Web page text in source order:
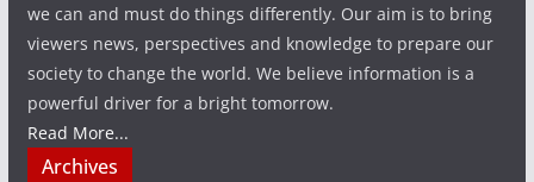
we can and must do things differently. Our aim is to bring
viewers news, perspectives and knowledge to prepare our
society to change the world. We believe information is a
powerful driver for a bright tomorrow.
Read More...
Archives